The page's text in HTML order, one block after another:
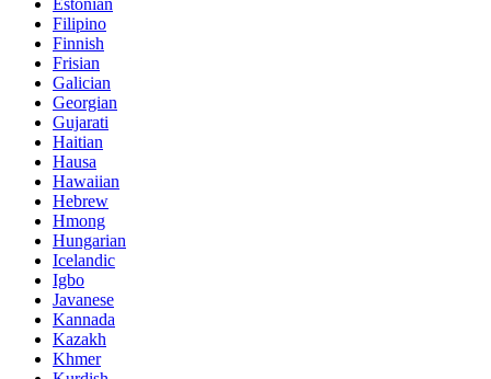
Filipino
Finnish
Frisian
Galician
Georgian
Gujarati
Haitian
Hausa
Hawaiian
Hebrew
Hmong
Hungarian
Icelandic
Igbo
Javanese
Kannada
Kazakh
Khmer